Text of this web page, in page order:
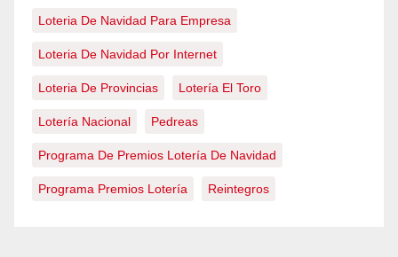
Loteria De Navidad Para Empresa
Loteria De Navidad Por Internet
Loteria De Provincias Lotería El Toro
Lotería Nacional Pedreas
Programa De Premios Lotería De Navidad
Programa Premios Lotería Reintegros